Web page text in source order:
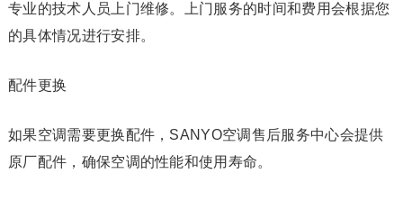
专业的技术人员上门维修。上门服务的时间和费用会根据您
的具体情况进行安排。
配件更换
如果空调需要更换配件，SANYO空调售后服务中心会提供
原厂配件，确保空调的性能和使用寿命。